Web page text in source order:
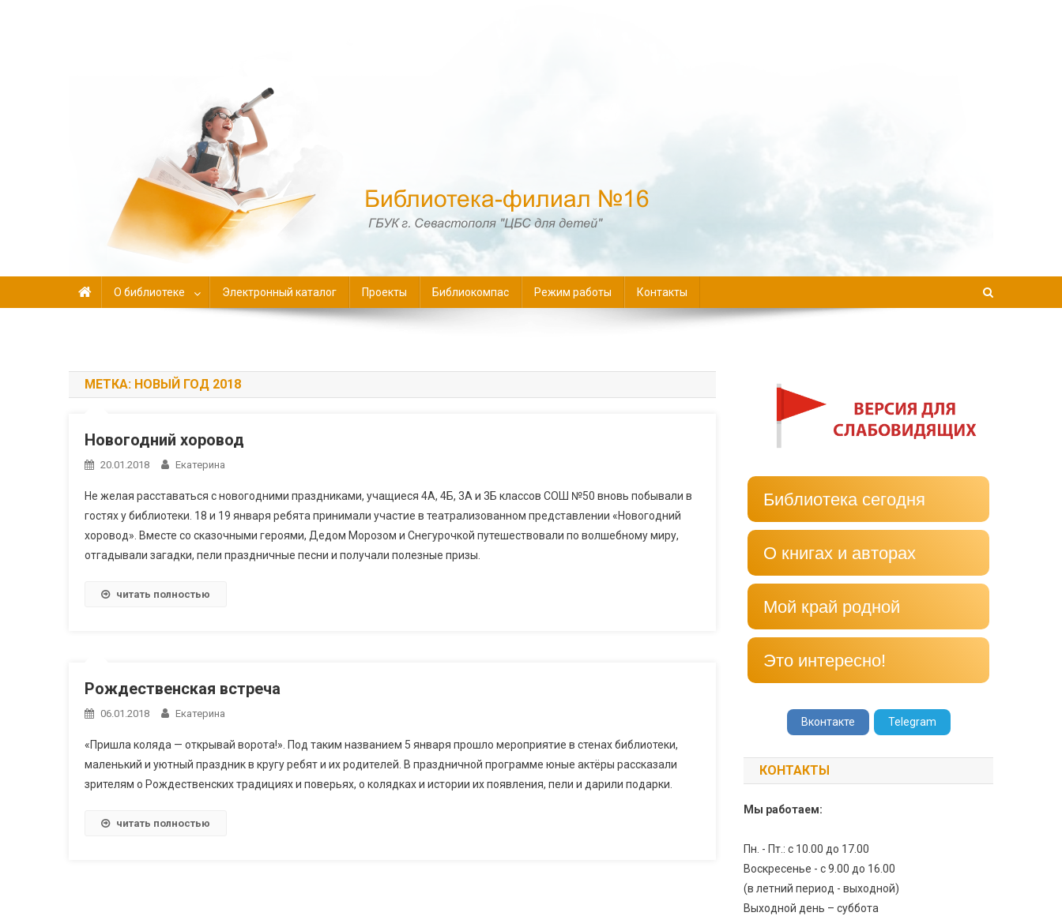
О библиотеке Электронный каталог Проекты Библиокомпас Режим работы Контакты
МЕТКА: НОВЫЙ ГОД 2018
Новогодний хоровод
20.01.2018 Екатерина
Не желая расставаться с новогодними праздниками, учащиеся 4А, 4Б, 3А и 3Б классов СОШ №50 вновь побывали в
гостях у библиотеки. 18 и 19 января ребята принимали участие в театрализованном представлении «Новогодний
хоровод». Вместе со сказочными героями, Дедом Морозом и Снегурочкой путешествовали по волшебному миру,
отгадывали загадки, пели праздничные песни и получали полезные призы.
читать полностью
Рождественская встреча
06.01.2018 Екатерина
«Пришла коляда — открывай ворота!». Под таким названием 5 января прошло мероприятие в стенах библиотеки,
маленький и уютный праздник в кругу ребят и их родителей. В праздничной программе юные актёры рассказали
зрителям о Рождественских традициях и поверьях, о колядках и истории их появления, пели и дарили подарки.
читать полностью
Библиотека сегодня
О книгах и авторах
Мой край родной
Это интересно!
Вконтакте Telegram
КОНТАКТЫ
Мы работаем:
Пн. - Пт.: с 10.00 до 17.00
Воскресенье - с 9.00 до 16.00
(в летний период - выходной)
Выходной день – суббота